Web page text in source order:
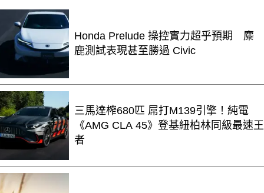
Honda Prelude 操控實力超乎預期 麋
鹿測試表現甚至勝過 Civic
三馬達榨680匹 屌打M139引擎！純電
《AMG CLA 45》登基紐柏林同級最速王
者